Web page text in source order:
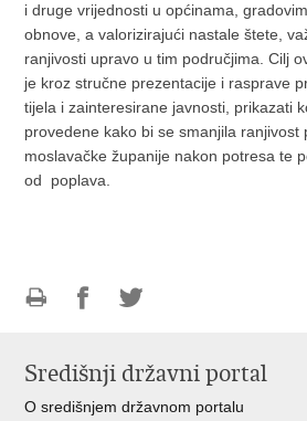
i druge vrijednosti u općinama,
obnove, a valorizirajući nastale štete,
ranjivosti upravo u tim područjima. Cilj
je kroz stručne prezentacije i rasprave
tijela i zainteresirane javnosti, prikazati
provedene kako bi se smanjila ranjivost
moslavačke županije nakon potresa te
od poplava.
FacebookuTwitteru
Središnji državni portal
O središnjem državnom portalu